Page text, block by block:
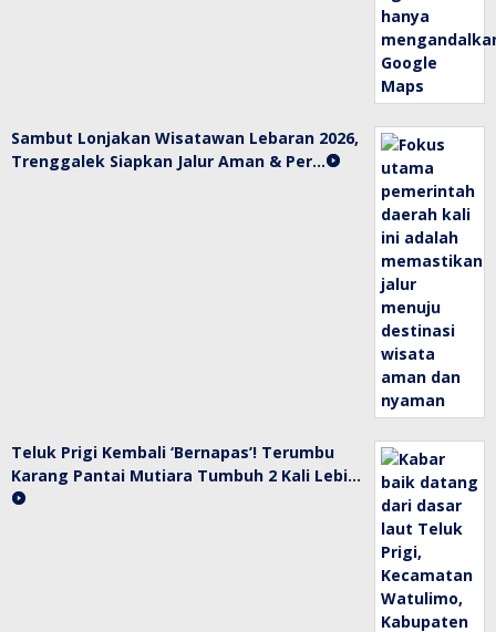
Sambut Lonjakan Wisatawan Lebaran 2026,
Trenggalek Siapkan Jalur Aman & Per…
Teluk Prigi Kembali ‘Bernapas’! Terumbu
Karang Pantai Mutiara Tumbuh 2 Kali Lebi…